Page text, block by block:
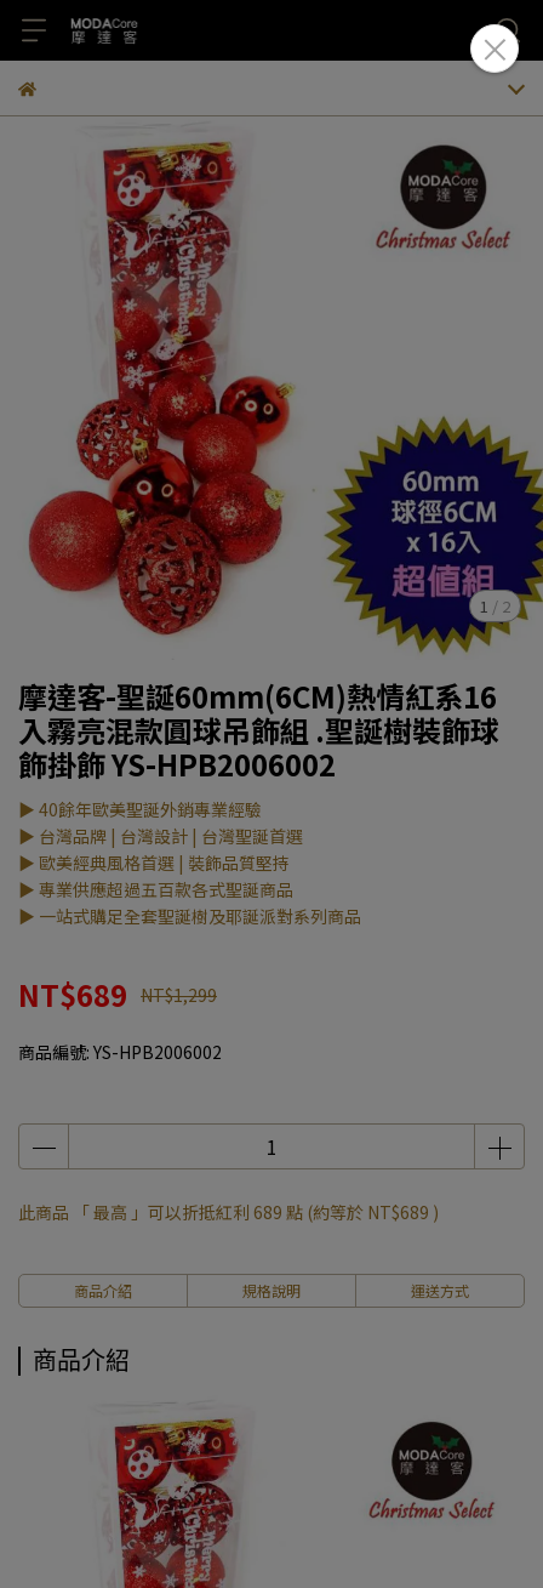
1 / 2
摩達客-聖誕60mm(6CM)熱情紅系16
入霧亮混款圓球吊飾組 .聖誕樹裝飾球
飾掛飾 YS-HPB2006002
▶ 40餘年歐美聖誕外銷專業經驗
▶ 台灣品牌 | 台灣設計 | 台灣聖誕首選
▶ 歐美經典風格首選 | 裝飾品質堅持
▶ 專業供應超過五百款各式聖誕商品
▶ 一站式購足全套聖誕樹及耶誕派對系列商品
NT$689 NT$1,299
商品編號: YS-HPB2006002
此商品 「 最高 」可以折抵紅利 689 點 (約等於 NT$689 )
商品介紹 規格說明 運送方式
商品介紹